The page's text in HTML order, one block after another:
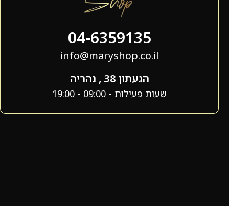
04-6359135
info@maryshop.co.il
הגעתון 38 , נהריה
שעות פעילות - 09:00 - 19:00